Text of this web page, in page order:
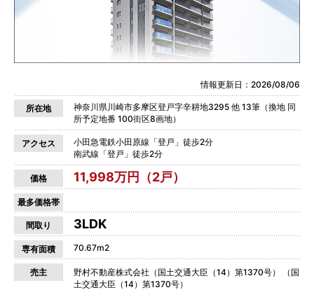
情報更新日：2026/08/06
所在地
神奈川県川崎市多摩区登戸字辛耕地3295 他 13筆（換地 同
所予定地番 100街区8画地）
アクセス
小田急電鉄小田原線「登戸」徒歩2分
南武線「登戸」徒歩2分
価格 11,998万円（2戸）
最多価格帯
間取り 3LDK
専有面積 70.67m2
売主
野村不動産株式会社（国土交通大臣（14）第1370号） （国
土交通大臣（14）第1370号）